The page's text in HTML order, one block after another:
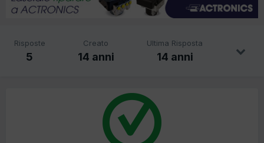
Risposte
5
Creato
14 anni
Ultima Risposta
14 anni